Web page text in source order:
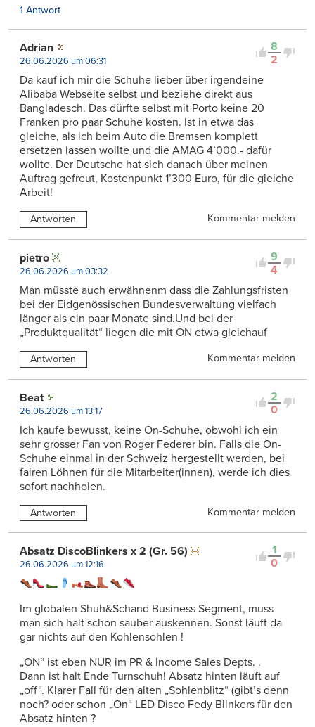
1 Antwort
8
2
Adrian
26.06.2026 um 06:31
Da kauf ich mir die Schuhe lieber über irgendeine
Alibaba Webseite selbst und beziehe direkt aus
Bangladesch. Das dürfte selbst mit Porto keine 20
Franken pro paar Schuhe kosten. Ist in etwa das
gleiche, als ich beim Auto die Bremsen komplett
ersetzen lassen wollte und die AMAG 4’000.- dafür
wollte. Der Deutsche hat sich danach über meinen
Auftrag gefreut, Kostenpunkt 1’300 Euro, für die gleiche
Arbeit!
Antworten Kommentar melden
9
4
pietro
26.06.2026 um 03:32
Man müsste auch erwähnenm dass die Zahlungsfristen
bei der Eidgenössischen Bundesverwaltung vielfach
länger als ein paar Monate sind.Und bei der
„Produktqualität“ liegen die mit ON etwa gleichauf
Antworten Kommentar melden
2
0
Beat
26.06.2026 um 13:17
Ich kaufe bewusst, keine On-Schuhe, obwohl ich ein
sehr grosser Fan von Roger Federer bin. Falls die On-
Schuhe einmal in der Schweiz hergestellt werden, bei
fairen Löhnen für die Mitarbeiter(innen), werde ich dies
sofort nachholen.
Antworten Kommentar melden
1
0
Absatz DiscoBlinkers x 2 (Gr. 56)
26.06.2026 um 12:16
Im globalen Shuh&Schand Business Segment, muss
man sich halt schon sauber auskennen. Sonst läuft da
gar nichts auf den Kohlensohlen !
„ON“ ist eben NUR im PR & Income Sales Depts. .
Dann ist halt Ende Turnschuh! Absatz hinten läuft auf
„off“. Klarer Fall für den alten „Sohlenblitz“ (gibt’s denn
noch? oder schon „On“ LED Disco Fedy Blinkers für den
Absatz hinten ?